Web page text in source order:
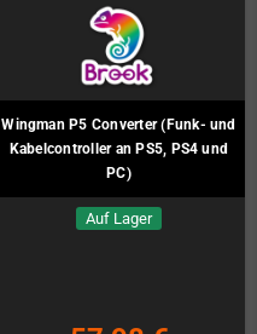
Wingman P5 Converter (Funk- und
Kabelcontroller an PS5, PS4 und
PC)
Auf Lager